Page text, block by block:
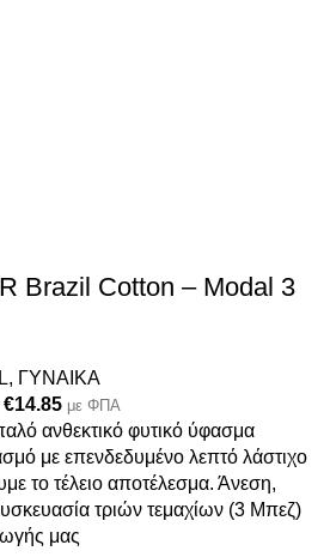
Brazil Cotton – Modal 3
, ΓΥΝΑΙΚΑ
€14.85 με ΦΠΑ
ανθεκτικό φυτικό ύφασμα
με επενδεδυμένο λεπτό λάστιχο
το τέλειο αποτέλεσμα. Άνεση,
τριών τεμαχίων (3 Μπεζ)
μας